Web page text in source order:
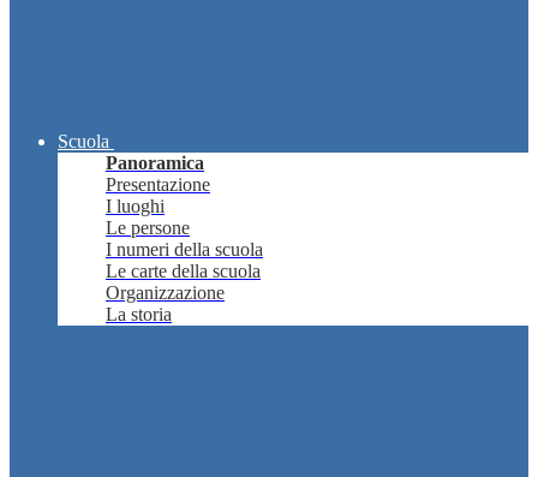
Scuola
Panoramica
Presentazione
I luoghi
Le persone
I numeri della scuola
Le carte della scuola
Organizzazione
La storia